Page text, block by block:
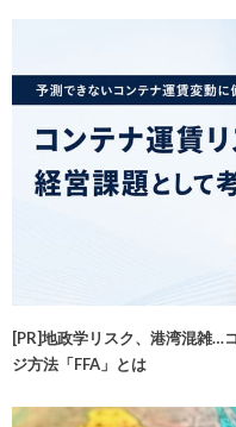
[PR]地政学リスク、港湾混雑…
ジ方法「FFA」とは